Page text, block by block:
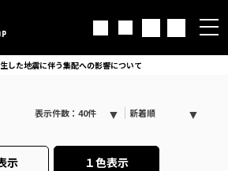
した地震に伴う集配への影響について
表示件数：40件 新着順
示 １色表示